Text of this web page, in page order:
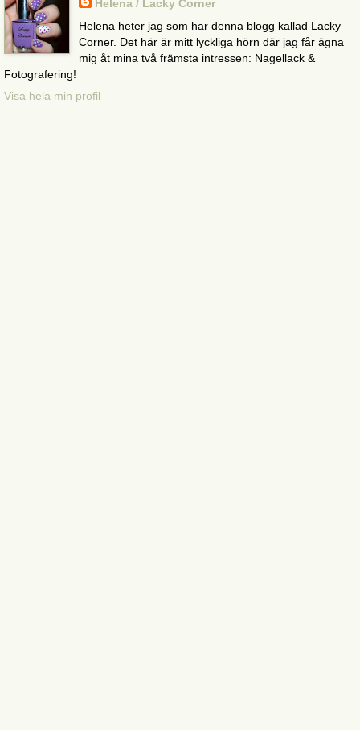
Helena / Lacky Corner
Helena heter jag som har denna blogg kallad Lacky
Corner. Det här är mitt lyckliga hörn där jag får ägna
mig åt mina två främsta intressen: Nagellack &
Fotografering!
Visa hela min profil